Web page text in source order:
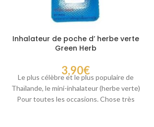
Inhalateur de poche d’ herbe verte
Green Herb
3,90€
Le plus célèbre et le plus populaire de
Thaïlande, le mini-inhalateur (herbe verte)
Pour toutes les occasions. Chose très